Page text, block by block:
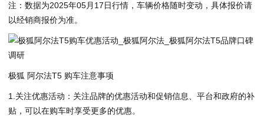
注：数据为2025年05月17日行情，车辆价格随时变动，具体报价请
以经销商报价为准。
极狐 阿尔法T5 购车注意事项
1.关注优惠活动：关注品牌的优惠活动和促销信息、平台和政府的补
贴，可以在购车时享受更多的优惠。